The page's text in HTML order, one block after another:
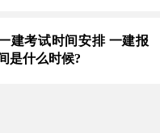
建考试时间安排 一建报
是什么时候?